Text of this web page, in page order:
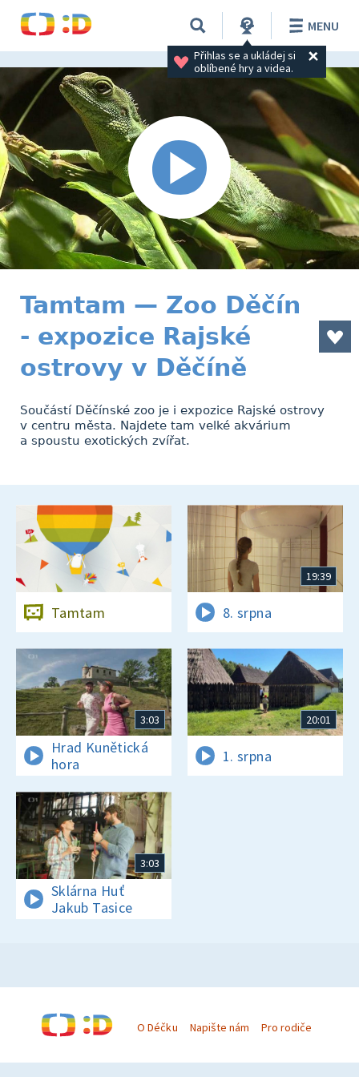
Přihlas se a ukládej si
oblíbené hry a videa.
MENU
Tamtam — Zoo Děčín
- expozice Rajské
ostrovy v Děčíně
Součástí Děčínské zoo je i expozice Rajské ostrovy
v centru města. Najdete tam velké akvárium
a spoustu exotických zvířat.
Tamtam
19:39
8. srpna
3:03
Hrad Kunětická
hora
20:01
1. srpna
3:03
Sklárna Huť
Jakub Tasice
O Déčku Napište nám Pro rodiče